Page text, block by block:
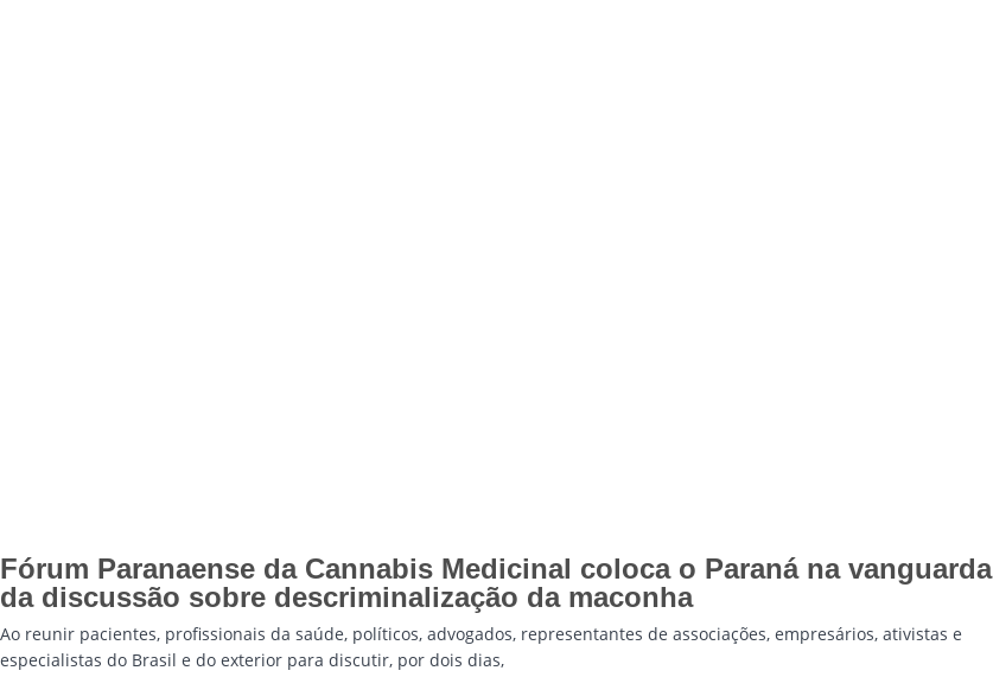
Fórum Paranaense da Cannabis Medicinal coloca o Paraná na vanguarda
da discussão sobre descriminalização da maconha
Ao reunir pacientes, profissionais da saúde, políticos, advogados, representantes de associações, empresários, ativistas e
especialistas do Brasil e do exterior para discutir, por dois dias,